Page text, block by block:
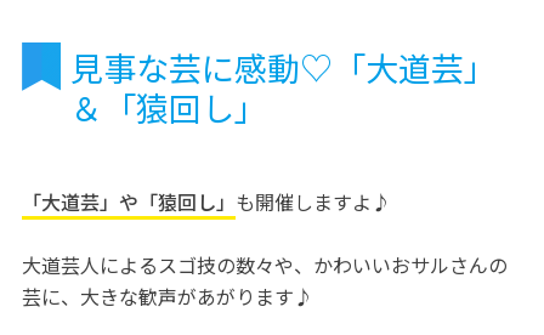
見事な芸に感動♡「大道芸」
＆「猿回し」
「大道芸」や「猿回し」 も開催しますよ♪
大道芸人によるスゴ技の数々や、かわいいおサルさんの
芸に、大きな歓声があがります♪